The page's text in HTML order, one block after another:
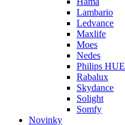
Lambario
Ledvance
Maxlife
Moes
Nedes
Philips HUE
Rabalux
Skydance
Solight
Somfy
Novinky